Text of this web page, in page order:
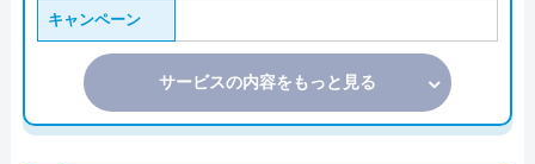
キャンペーン
サービスの内容をもっと見る